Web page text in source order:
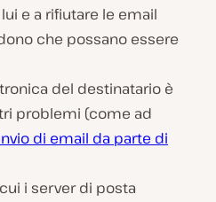
e a rifiutare le email
che possano essere
del destinatario è
problemi (come ad
di email da parte di
i server di posta